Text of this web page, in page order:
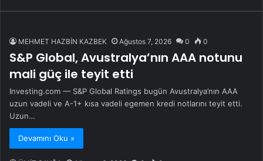
MEHMET HAZBİN KAZBEK Ağustos 7, 2026 0 0
S&P Global, Avustralya’nın AAA notunu
mali güç ile teyit etti
Investing.com — S&P Global Ratings bugün Avustralya’nın AAA
uzun vadeli ve A-1+ kısa vadeli egemen kredi notlarını teyit etti.
Uzun…
Devamını Oku »